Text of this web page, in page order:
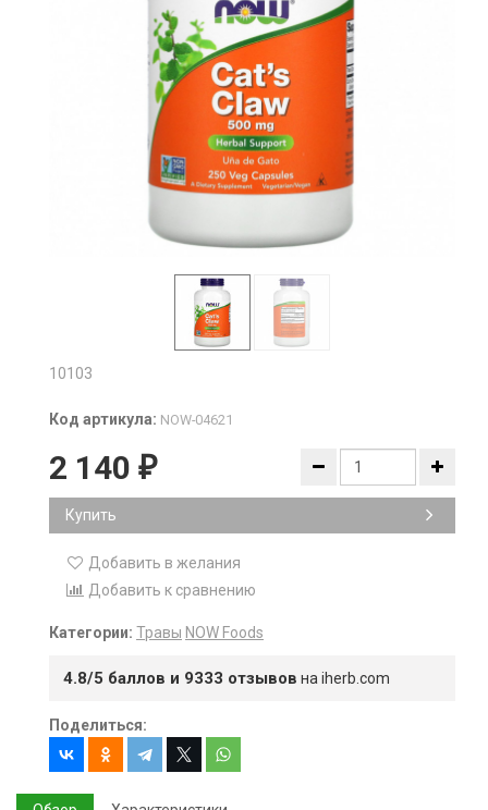
10103
Код артикула: NOW-04621
2 140 ₽
Купить
Добавить в желания
Добавить к сравнению
Категории: Травы NOW Foods
4.8/5 баллов и 9333 отзывов на iherb.com
Поделиться: